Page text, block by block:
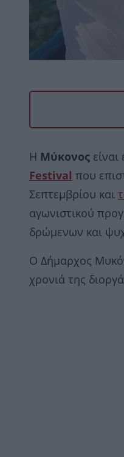
Η Μύκονος
Festival που
Σεπτεμβρίου και
αγωνιστικού
δρώμενων και
Ο Δήμαρχος
χρονιά της